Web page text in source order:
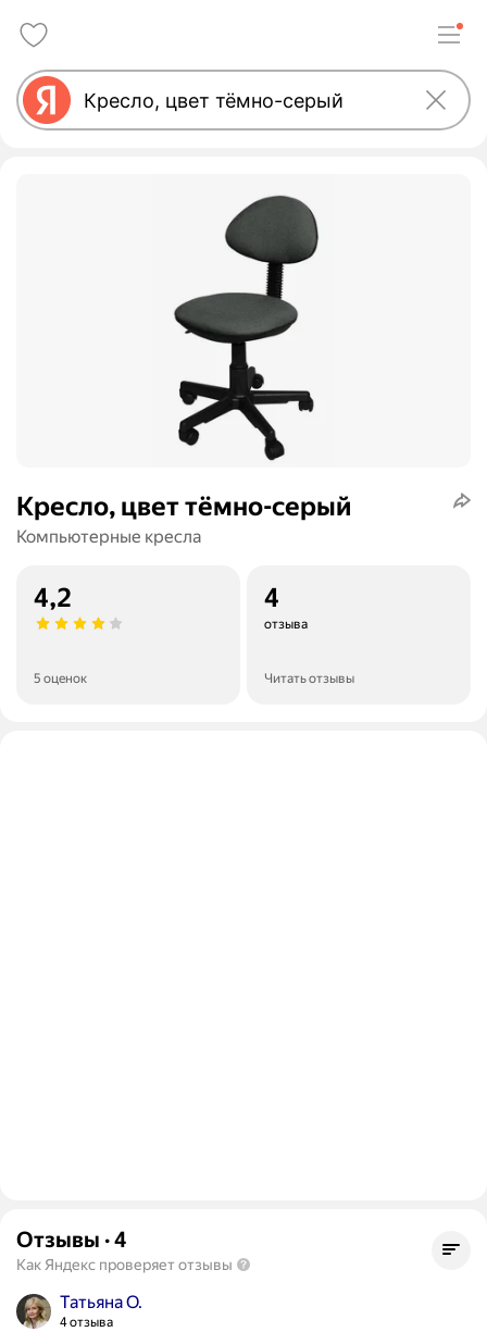
Кресло, цвет тёмно-серый
Компьютерные кресла
4,2
5 оценок
4
отзыва
Читать отзывы
Отзывы ·4
Как Яндекс проверяет отзывы
Татьяна О.
4 отзыва